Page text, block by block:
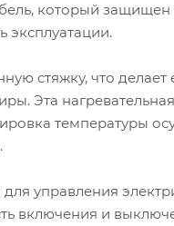
который защищен
эксплуатации.
стяжку, что
Эта
температуры
управления
включения и